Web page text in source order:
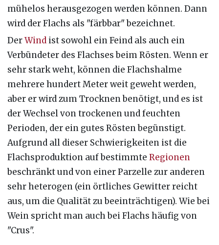
mühelos herausgezogen werden können. Dann
wird der Flachs als "färbbar" bezeichnet.
DerWind ist sowohl ein Feind als auch ein
Verbündeter des Flachses beim Rösten. Wenn er
sehr stark weht, können die Flachshalme
mehrere hundert Meter weit geweht werden,
aber er wird zum Trocknen benötigt, und es ist
der Wechsel von trockenen und feuchten
Perioden, der ein gutes Rösten begünstigt.
Aufgrund all dieser Schwierigkeiten ist die
Flachsproduktion auf bestimmte Regionen
beschränkt und von einer Parzelle zur anderen
sehr heterogen (ein örtliches Gewitter reicht
aus, um die Qualität zu beeinträchtigen). Wie bei
Wein spricht man auch bei Flachs häufig von
"Crus".